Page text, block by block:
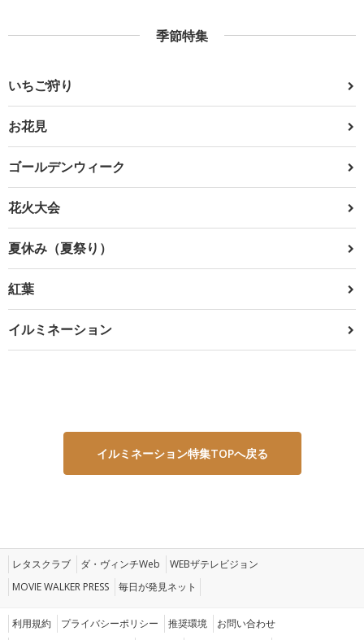
季節特集
いちご狩り
お花見
ゴールデンウィーク
花火大会
夏休み（夏祭り）
紅葉
イルミネーション
イルミネーション特集TOPへ戻る
レタスクラブ ダ・ヴィンチWeb
WEBザテレビジョン
MOVIE WALKER PRESS
毎日が発見ネット
利用規約 プライバシーポリシー 推奨環境
お問い合わせ